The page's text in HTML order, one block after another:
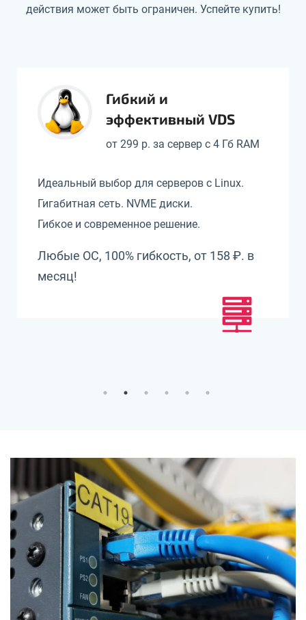
действия может быть ограничен. Успейте купить!
Гибкий и
эффективный VDS
от 299 р. за сервер с 4 Гб RAM
Идеальный выбор для серверов с Linux.
Гигабитная сеть. NVME диски.
Гибкое и современное решение.
Любые ОС, 100% гибкость, от 158 ₽. в
месяц!